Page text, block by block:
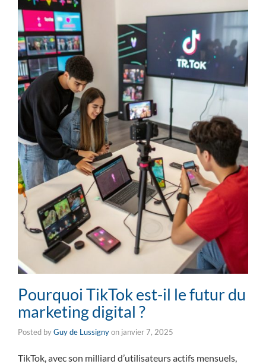
Pourquoi TikTok est-il le futur du
marketing digital ?
Posted byGuy de Lussignyon janvier 7, 2025
TikTok, avec son milliard d’utilisateurs actifs mensuels,